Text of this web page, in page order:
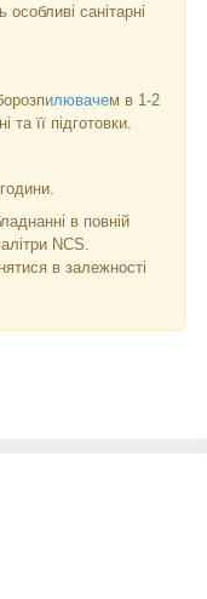
санітарні
илювачем в 1-2
та її підготовки.
в повній
NCS.
в залежності